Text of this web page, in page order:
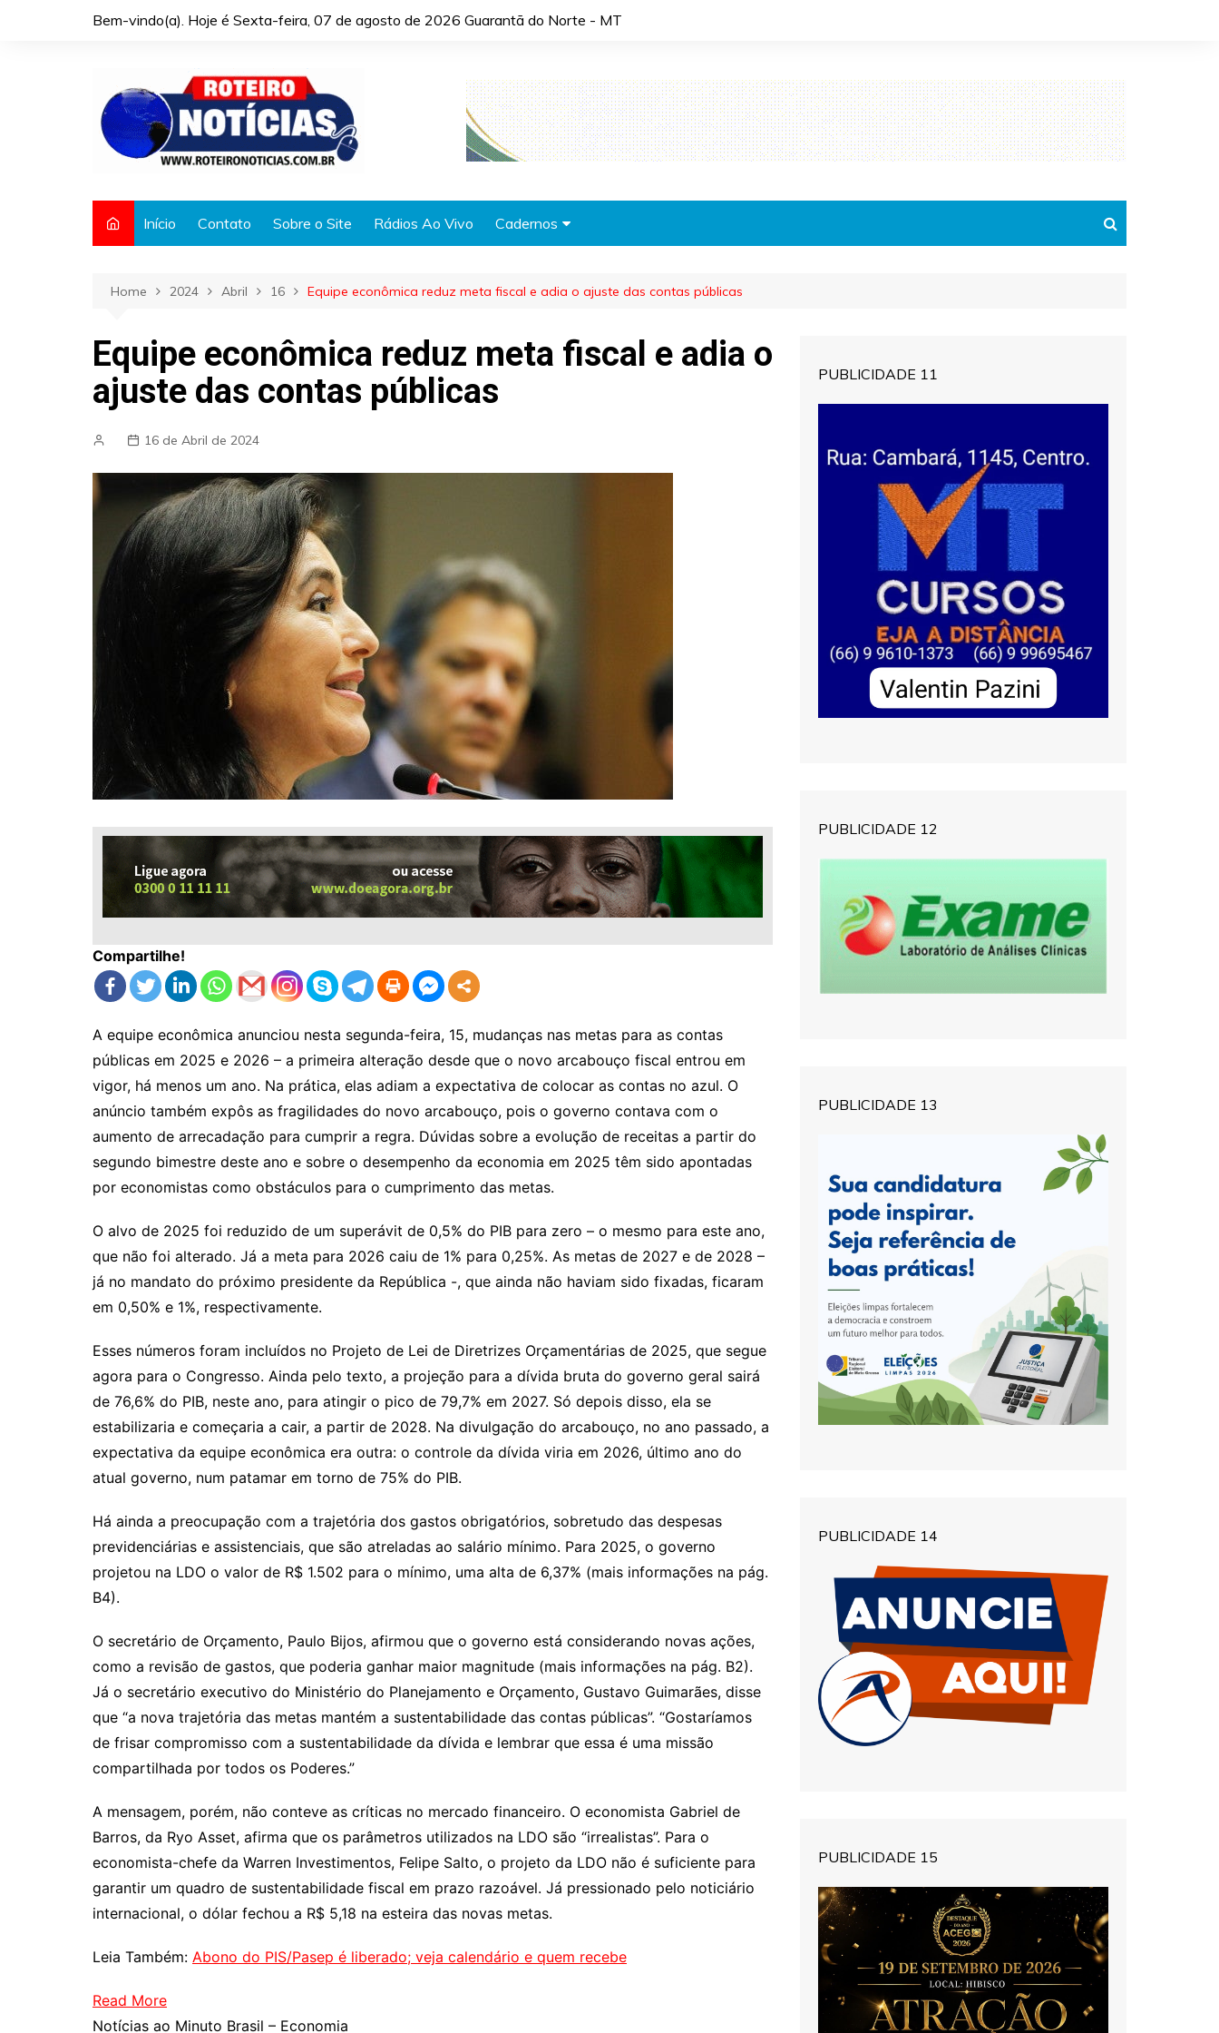
Bem-vindo(a). Hoje é Sexta-feira, 07 de agosto de 2026 Guarantã do Norte - MT
Início Contato Sobre o Site Rádios Ao Vivo Cadernos
Automóveis
Cidades
Política
Saúde
Home 2024 Abril 16 Equipe econômica reduz meta fiscal e adia o ajuste das contas públicas
Equipe econômica reduz meta fiscal e adia o
ajuste das contas públicas
16 de Abril de 2024
Compartilhe!
A equipe econômica anunciou nesta segunda-feira, 15, mudanças nas metas para as contas
públicas em 2025 e 2026 – a primeira alteração desde que o novo arcabouço fiscal entrou em
vigor, há menos um ano. Na prática, elas adiam a expectativa de colocar as contas no azul. O
anúncio também expôs as fragilidades do novo arcabouço, pois o governo contava com o
aumento de arrecadação para cumprir a regra. Dúvidas sobre a evolução de receitas a partir do
segundo bimestre deste ano e sobre o desempenho da economia em 2025 têm sido apontadas
por economistas como obstáculos para o cumprimento das metas.
O alvo de 2025 foi reduzido de um superávit de 0,5% do PIB para zero – o mesmo para este ano,
que não foi alterado. Já a meta para 2026 caiu de 1% para 0,25%. As metas de 2027 e de 2028 –
já no mandato do próximo presidente da República -, que ainda não haviam sido fixadas, ficaram
em 0,50% e 1%, respectivamente.
Esses números foram incluídos no Projeto de Lei de Diretrizes Orçamentárias de 2025, que segue
agora para o Congresso. Ainda pelo texto, a projeção para a dívida bruta do governo geral sairá
de 76,6% do PIB, neste ano, para atingir o pico de 79,7% em 2027. Só depois disso, ela se
estabilizaria e começaria a cair, a partir de 2028. Na divulgação do arcabouço, no ano passado, a
expectativa da equipe econômica era outra: o controle da dívida viria em 2026, último ano do
atual governo, num patamar em torno de 75% do PIB.
Há ainda a preocupação com a trajetória dos gastos obrigatórios, sobretudo das despesas
previdenciárias e assistenciais, que são atreladas ao salário mínimo. Para 2025, o governo
projetou na LDO o valor de R$ 1.502 para o mínimo, uma alta de 6,37% (mais informações na pág.
B4).
O secretário de Orçamento, Paulo Bijos, afirmou que o governo está considerando novas ações,
como a revisão de gastos, que poderia ganhar maior magnitude (mais informações na pág. B2).
Já o secretário executivo do Ministério do Planejamento e Orçamento, Gustavo Guimarães, disse
que “a nova trajetória das metas mantém a sustentabilidade das contas públicas”. “Gostaríamos
de frisar compromisso com a sustentabilidade da dívida e lembrar que essa é uma missão
compartilhada por todos os Poderes.”
A mensagem, porém, não conteve as críticas no mercado financeiro. O economista Gabriel de
Barros, da Ryo Asset, afirma que os parâmetros utilizados na LDO são “irrealistas”. Para o
economista-chefe da Warren Investimentos, Felipe Salto, o projeto da LDO não é suficiente para
garantir um quadro de sustentabilidade fiscal em prazo razoável. Já pressionado pelo noticiário
internacional, o dólar fechou a R$ 5,18 na esteira das novas metas.
Leia Também: Abono do PIS/Pasep é liberado; veja calendário e quem recebe
Read More
Notícias ao Minuto Brasil – Economia
PUBLICIDADE 11
PUBLICIDADE 12
PUBLICIDADE 13
PUBLICIDADE 14
PUBLICIDADE 15